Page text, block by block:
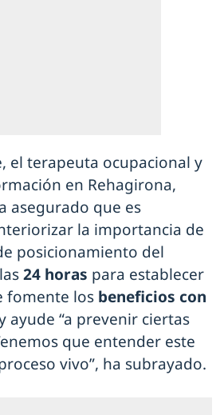
el terapeuta ocupacional y
en Rehagirona,
asegurado que es
la importancia de
posicionamiento del
24 horas para establecer
fomente los beneficios con
ayude “a prevenir ciertas
que entender este
vivo”, ha subrayado.